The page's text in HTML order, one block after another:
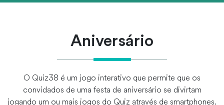
Aniversário
O Quiz38 é um jogo interativo que permite que os
convidados de uma festa de aniversário se divirtam
jogando um ou mais jogos do Quiz através de smartphones.